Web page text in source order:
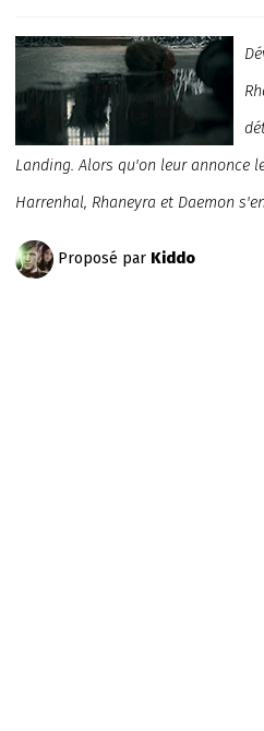
Landing. Alors qu'on leur annonce
Harrenhal, Rhaneyra et Daemon
Proposé par Kiddo